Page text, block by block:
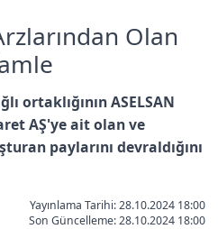
Olan
ortaklığının ASELSAN
AŞ'ye ait olan ve
paylarını devraldığını
Yayınlama Tarihi: 28.10.2024 18:00
Son Güncelleme:28.10.2024 18:00